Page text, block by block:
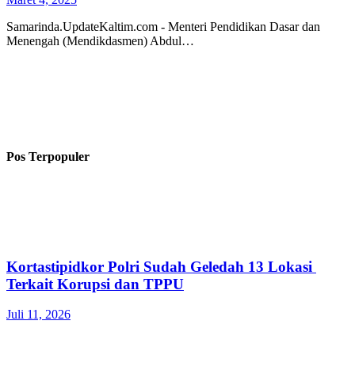
Samarinda.UpdateKaltim.com - Menteri Pendidikan Dasar dan
Menengah (Mendikdasmen) Abdul…
Pos Terpopuler
Kortastipidkor Polri Sudah Geledah 13 Lokasi
Terkait Korupsi dan TPPU
Juli 11, 2026